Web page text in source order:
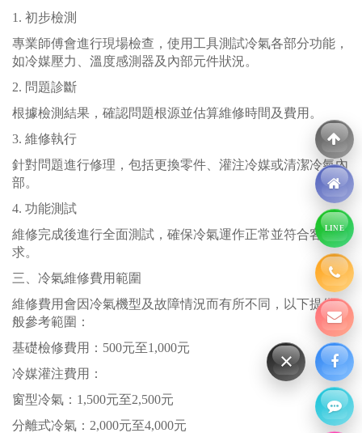
1. 初步檢測
專業師傅會進行現場檢查，使用工具測試冷氣各部分功能，
如冷媒壓力、溫度感測器及內部元件狀況。
2. 問題診斷
根據檢測結果，確認問題根源並估算維修時間及費用。
3. 維修執行
針對問題進行修理，包括更換零件、灌注冷媒或清潔冷氣內
部。
4. 功能測試
維修完成後進行全面測試，確保冷氣運作正常並符合客戶需
求。
三、冷氣維修費用範圍
維修費用會因冷氣機型及故障情況而有所不同，以下提供一
般參考範圍：
基礎檢修費用：500元至1,000元
冷媒灌注費用：
窗型冷氣：1,500元至2,500元
分離式冷氣：2,000元至4,000元
LINE
×